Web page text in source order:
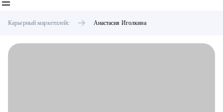
Карьерный маркетплейс Анастасия Иголкина